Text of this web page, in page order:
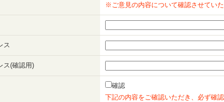
※ご意見の内容について確認させてい
ス
ス(確認用)
確認
下記の内容をご確認いただき、必ず確